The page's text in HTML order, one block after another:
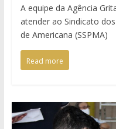
A equipe da Agência
atender ao Sindicato
de Americana (SSPMA)
Read more